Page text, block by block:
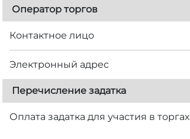
Оператор торгов
Контактное лицо
Электронный адрес
Перечисление задатка
Оплата задатка для участия в торгах